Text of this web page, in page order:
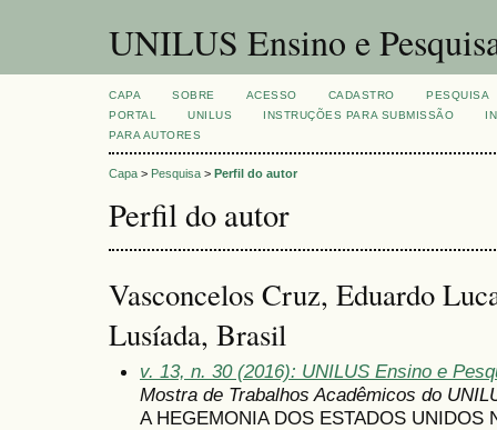
UNILUS Ensino e
CAPA SOBRE ACESSO CADASTRO
PESQUISA
PORTAL
UNILUS INSTRUÇÕES PARA SUBMISSÃO
PARA AUTORES
Capa > Pesquisa > Perfil do autor
Perfil do autor
Vasconcelos Cruz, Eduardo
Lusíada, Brasil
v. 13, n. 30 (2016): UNILUS Ensino e
Mostra de Trabalhos Acadêmicos do
A HEGEMONIA DOS ESTADOS UNIDOS